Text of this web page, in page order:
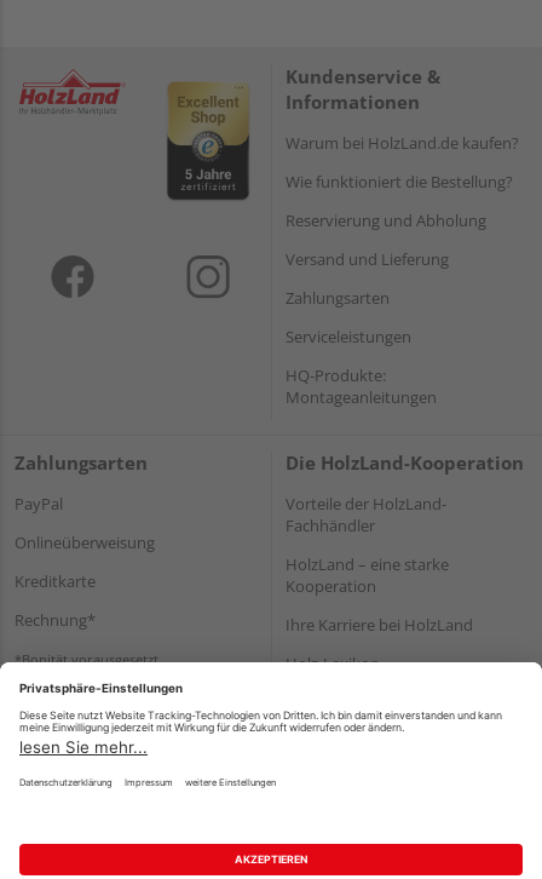
Kundenservice &
Informationen
Warum bei HolzLand.de kaufen?
Wie funktioniert die Bestellung?
Reservierung und Abholung
Versand und Lieferung
Zahlungsarten
Serviceleistungen
HQ-Produkte:
Montageanleitungen
Zahlungsarten
PayPal
Onlineüberweisung
Kreditkarte
Rechnung*
*Bonität vorausgesetzt
Die HolzLand-Kooperation
Vorteile der HolzLand-
Fachhändler
HolzLand – eine starke
Kooperation
Ihre Karriere bei HolzLand
Holz-Lexikon
Impressum Datenschutz
Nutzungsbedingungen